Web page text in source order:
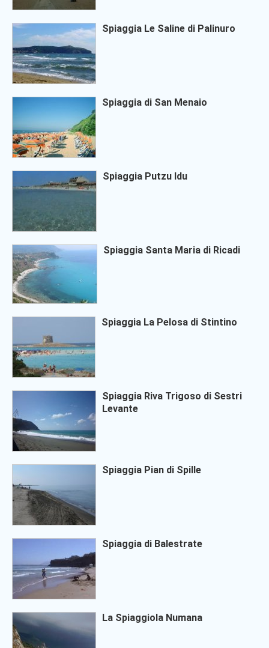
Spiaggia Le Saline di Palinuro
Spiaggia di San Menaio
Spiaggia Putzu Idu
Spiaggia Santa Maria di Ricadi
Spiaggia La Pelosa di Stintino
Spiaggia Riva Trigoso di Sestri
Levante
Spiaggia Pian di Spille
Spiaggia di Balestrate
La Spiaggiola Numana